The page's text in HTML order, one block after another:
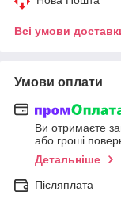
Всі умови
Умови оплати
Ви отримаєте
або гроші
Детальніше
Післяплата